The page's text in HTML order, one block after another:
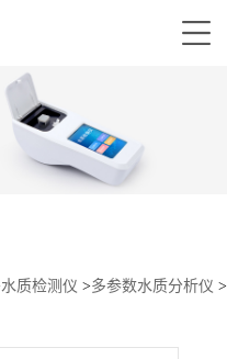
水质检测仪 >多参数水质分析仪 >